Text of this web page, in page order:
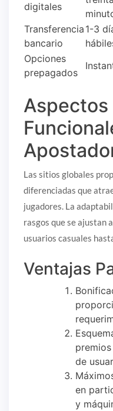
digitales
Transferencia
bancario
1-3
Opciones
prepagados
Las sitios globales
diferenciadas que
jugadores. La
rasgos que se ajustan
usuarios casuales
Ventajas
de
en
y